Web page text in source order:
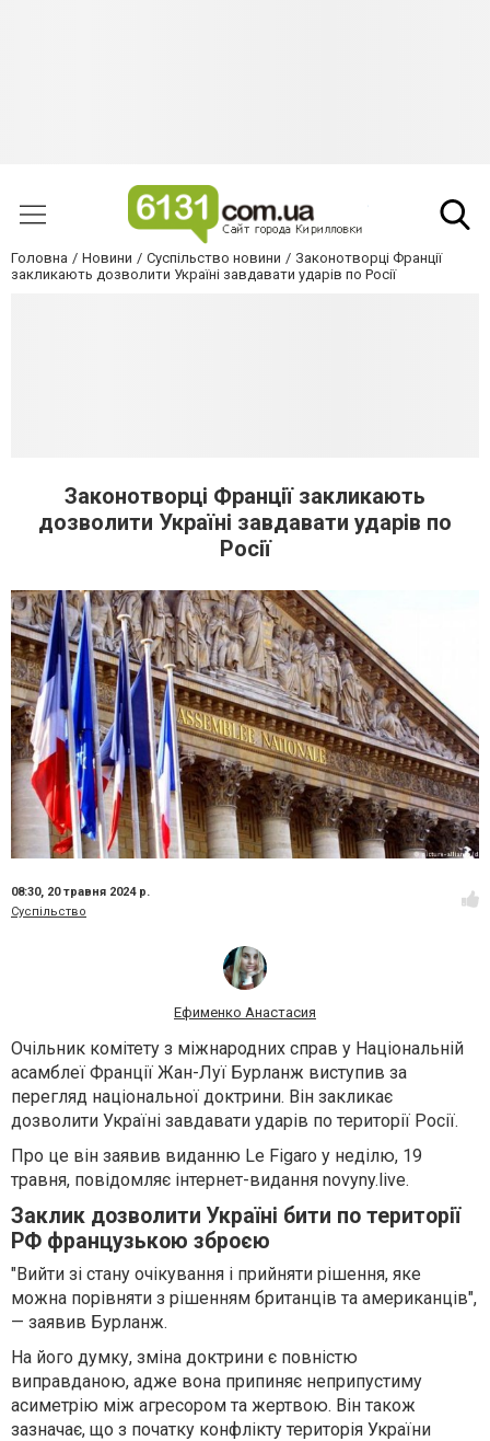
Головна Новини Суспільство новини
Законотворці Франції
закликають дозволити Україні завдавати ударів по Росії
Законотворці Франції закликають
дозволити Україні завдавати ударів по
Росії
08:30, 20 травня 2024 р.
Суспільство
Ефименко Анастасия
Очільник комітету з міжнародних справ у Національній
асамблеї Франції Жан-Луї Бурланж виступив за
перегляд національної доктрини. Він закликає
дозволити Україні завдавати ударів по території Росії.
Про це він заявив виданню Le Figaro у неділю, 19
травня, повідомляє інтернет-видання novyny.live.
Заклик дозволити Україні бити по території
РФ французькою зброєю
"Вийти зі стану очікування і прийняти рішення, яке
можна порівняти з рішенням британців та американців",
— заявив Бурланж.
На його думку, зміна доктрини є повністю
виправданою, адже вона припиняє неприпустиму
асиметрію між агресором та жертвою. Він також
зазначає, що з початку конфлікту територія України